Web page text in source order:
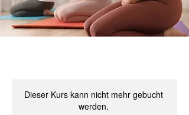
Dieser Kurs kann nicht mehr gebucht
werden.